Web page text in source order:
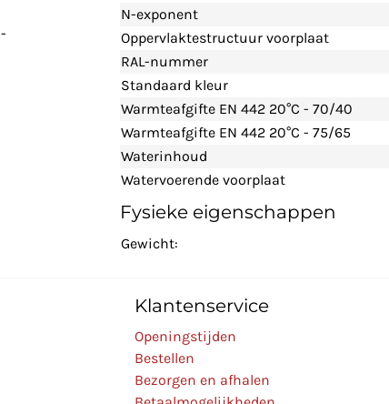
N-exponent
Oppervlaktestructuur voorplaat
RAL-nummer
Standaard kleur
Warmteafgifte EN 442 20°C - 70/40
Warmteafgifte EN 442 20°C - 75/65
Waterinhoud
Watervoerende voorplaat
Fysieke eigenschappen
Gewicht:
Klantenservice
Openingstijden
Bestellen
Bezorgen en afhalen